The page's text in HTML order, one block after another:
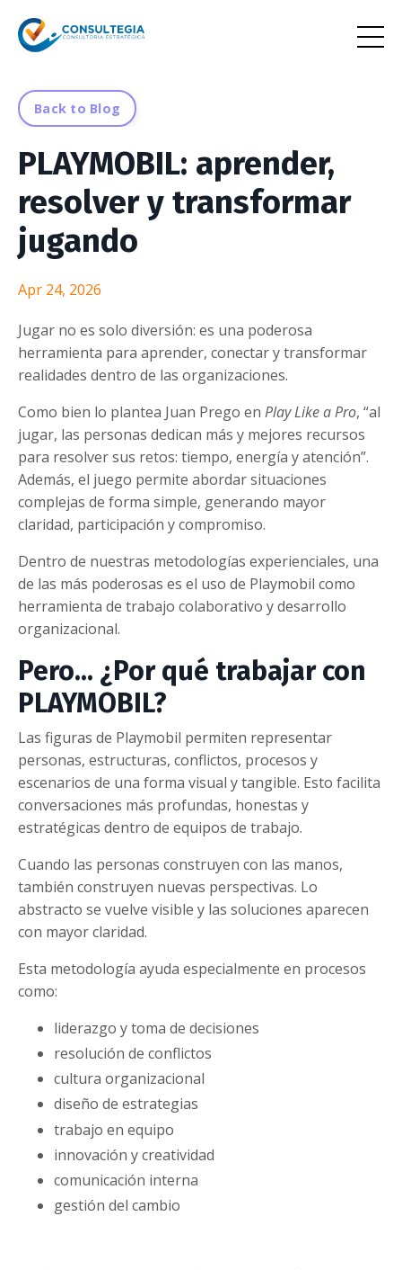
Back to Blog
PLAYMOBIL: aprender,
resolver y transformar
jugando
Apr 24, 2026
Jugar no es solo diversión: es una poderosa
herramienta para aprender, conectar y transformar
realidades dentro de las organizaciones.
Como bien lo plantea Juan Prego en Play Like a Pro, “al
jugar, las personas dedican más y mejores recursos
para resolver sus retos: tiempo, energía y atención”.
Además, el juego permite abordar situaciones
complejas de forma simple, generando mayor
claridad, participación y compromiso.
Dentro de nuestras metodologías experienciales, una
de las más poderosas es el uso de Playmobil como
herramienta de trabajo colaborativo y desarrollo
organizacional.
Pero... ¿Por qué trabajar con
PLAYMOBIL?
Las figuras de Playmobil permiten representar
personas, estructuras, conflictos, procesos y
escenarios de una forma visual y tangible. Esto facilita
conversaciones más profundas, honestas y
estratégicas dentro de equipos de trabajo.
Cuando las personas construyen con las manos,
también construyen nuevas perspectivas. Lo
abstracto se vuelve visible y las soluciones aparecen
con mayor claridad.
Esta metodología ayuda especialmente en procesos
como:
liderazgo y toma de decisiones
resolución de conflictos
cultura organizacional
diseño de estrategias
trabajo en equipo
innovación y creatividad
comunicación interna
gestión del cambio